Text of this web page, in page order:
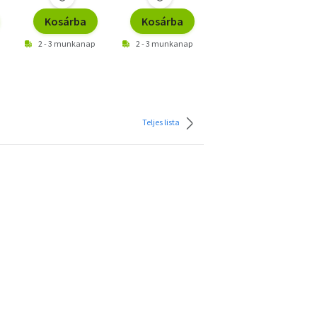
Kosárba
2 - 3 munkanap
Kosárba
2 - 3 munkanap
Teljes lista